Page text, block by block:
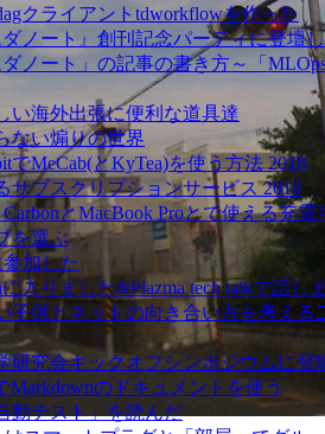
クライアントtdworkflowを作った
ノート』創刊記念パーティに登壇
ダノート」の記事の書き方～「
い海外出張に便利な道具達
ない煽りの世界
でMeCab(とKyTea)を使う方法 2018
サブスクリプションサービス 2018
とMacBook Proとで使える充電
を選ぶ
参加した
に入りました&Plazma tech talkで話し
子供とネットの向き合い方を考える
研究会キックオフシンポジウムに登
Markdownのドキュメントを使う
動テスト」を読んだ